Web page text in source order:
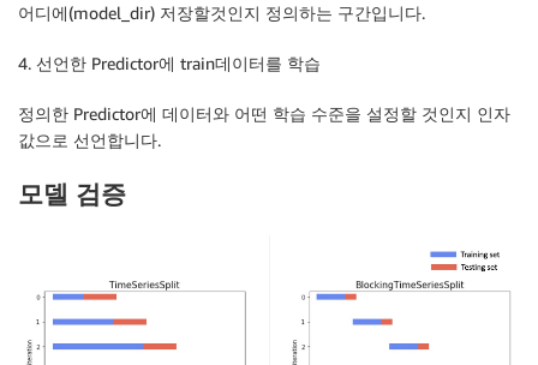
어디에(model_dir) 저장할것인지 정의하는 구간입니다.
4. 선언한 Predictor에 train데이터를 학습
정의한 Predictor에 데이터와 어떤 학습 수준을 설정할 것인지 인자
값으로 선언합니다.
모델 검증